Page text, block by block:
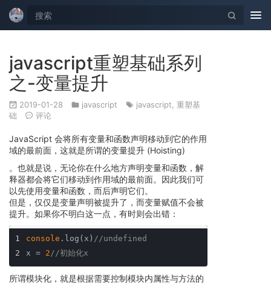
javascript重塑基础系列
之-变量提升
2019-01-28 javascript javascript 重塑基
础
评论
JavaScript 会将所有变量和函数声明移动到它的作用
域的最前面，这就是所谓的变量提升 (Hoisting)
。也就是说，无论你在什么地方声明变量和函数，解
释器都会将它们移动到作用域的最前面。因此我们可
以先使用变量和函数，而后声明它们。
但是，仅仅是变量声明被提升了，而变量赋值不会被
提升。如果你不明白这一点，有时则会出错：
1
2
console .log(x) //undefined
x = 2//初始化x
所谓模块化，就是根据需要控制模块内属性与方法的